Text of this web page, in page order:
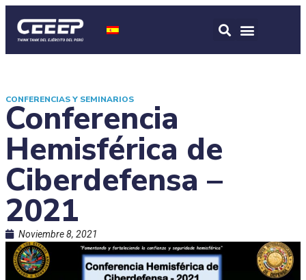
CONFERENCIAS Y SEMINARIOS
Conferencia
Hemisférica de
Ciberdefensa –
2021
Noviembre 8, 2021